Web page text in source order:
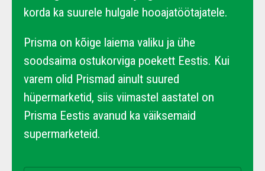
korda ka suurele hulgale hooajatöötajatele.
Prisma on kõige laiema valiku ja ühe
soodsaima ostukorviga poekett Eestis. Kui
varem olid Prismad ainult suured
hüpermarketid, siis viimastel aastatel on
Prisma Eestis avanud ka väiksemaid
supermarketeid.